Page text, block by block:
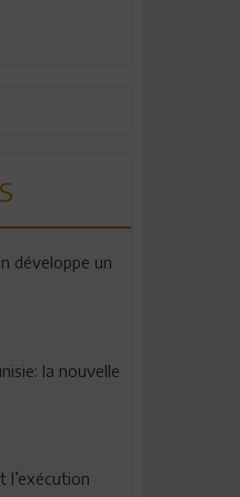
développe un
la nouvelle
l’exécution